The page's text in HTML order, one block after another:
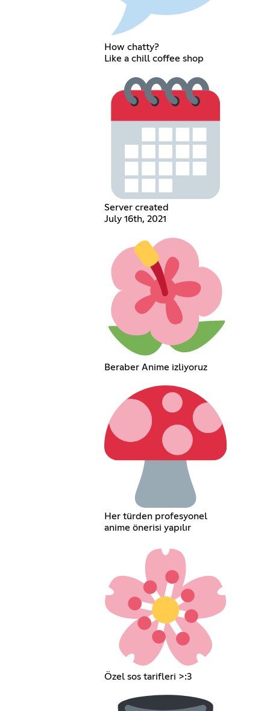
How chatty?
Like a chill coffee shop
Server created
July 16th, 2021
Beraber Anime izliyoruz
Her türden profesyonel
anime önerisi yapılır
Özel sos tarifleri >:3